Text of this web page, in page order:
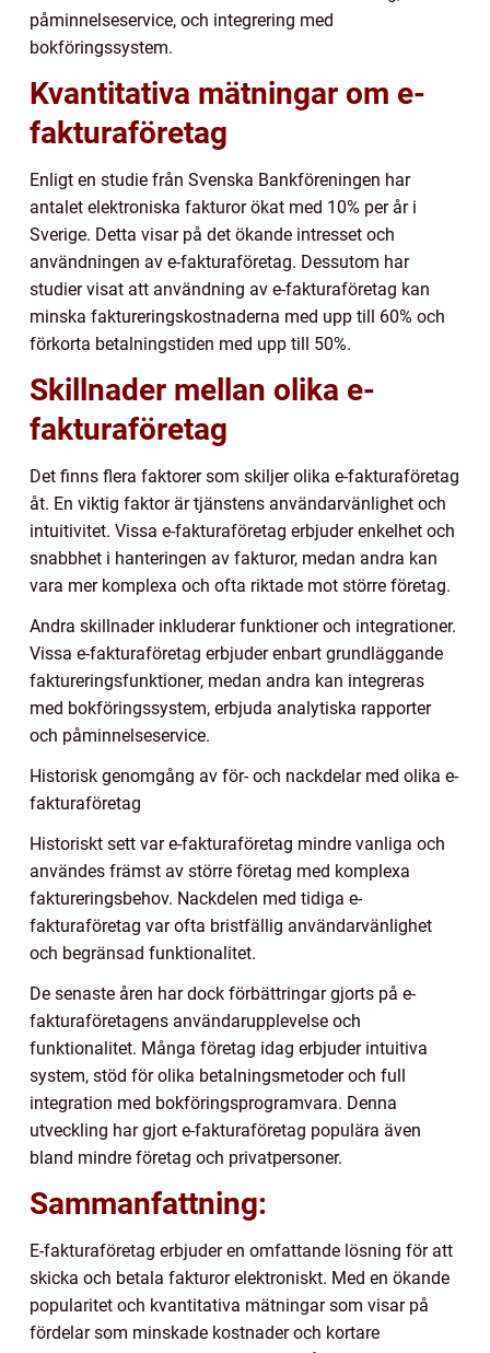
påminnelseservice, och integrering med
bokföringssystem.
Kvantitativa mätningar om e-
fakturaföretag
Enligt en studie från Svenska Bankföreningen har
antalet elektroniska fakturor ökat med 10% per år i
Sverige. Detta visar på det ökande intresset och
användningen av e-fakturaföretag. Dessutom har
studier visat att användning av e-fakturaföretag kan
minska faktureringskostnaderna med upp till 60% och
förkorta betalningstiden med upp till 50%.
Skillnader mellan olika e-
fakturaföretag
Det finns flera faktorer som skiljer olika e-fakturaföretag
åt. En viktig faktor är tjänstens användarvänlighet och
intuitivitet. Vissa e-fakturaföretag erbjuder enkelhet och
snabbhet i hanteringen av fakturor, medan andra kan
vara mer komplexa och ofta riktade mot större företag.
Andra skillnader inkluderar funktioner och integrationer.
Vissa e-fakturaföretag erbjuder enbart grundläggande
faktureringsfunktioner, medan andra kan integreras
med bokföringssystem, erbjuda analytiska rapporter
och påminnelseservice.
Historisk genomgång av för- och nackdelar med olika e-
fakturaföretag
Historiskt sett var e-fakturaföretag mindre vanliga och
användes främst av större företag med komplexa
faktureringsbehov. Nackdelen med tidiga e-
fakturaföretag var ofta bristfällig användarvänlighet
och begränsad funktionalitet.
De senaste åren har dock förbättringar gjorts på e-
fakturaföretagens användarupplevelse och
funktionalitet. Många företag idag erbjuder intuitiva
system, stöd för olika betalningsmetoder och full
integration med bokföringsprogramvara. Denna
utveckling har gjort e-fakturaföretag populära även
bland mindre företag och privatpersoner.
Sammanfattning:
E-fakturaföretag erbjuder en omfattande lösning för att
skicka och betala fakturor elektroniskt. Med en ökande
popularitet och kvantitativa mätningar som visar på
fördelar som minskade kostnader och kortare